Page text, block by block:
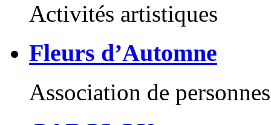
Activités artistiques
Fleurs d’Automne
Association de